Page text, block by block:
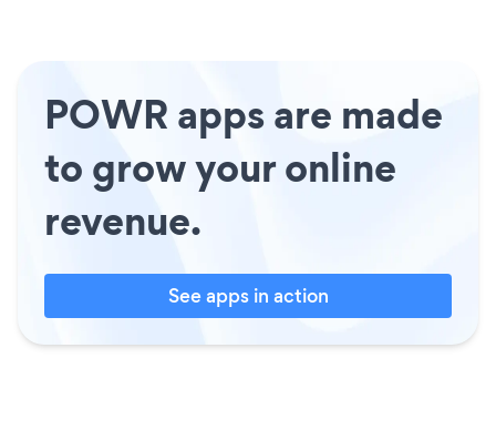
POWR apps are made
to grow your online
revenue.
See apps in action